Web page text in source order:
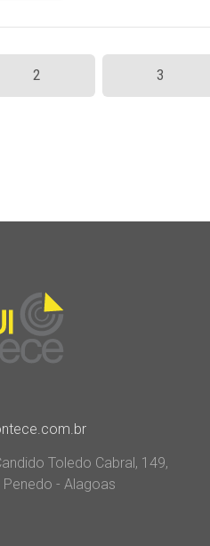
2 3
Toledo Cabral, 149,
- Alagoas